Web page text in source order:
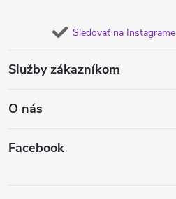
Sledovať na Instagrame
Služby zákazníkom
O nás
Facebook